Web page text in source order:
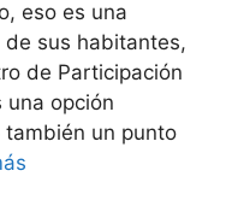
eso es una
sus habitantes,
de Participación
una opción
también un punto